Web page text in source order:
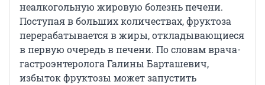
неалкогольную жировую болезнь печени.
Поступая в больших количествах, фруктоза
перерабатывается в жиры, откладывающиеся
в первую очередь в печени. По словам врача-
гастроэнтеролога Галины Барташевич,
избыток фруктозы может запустить